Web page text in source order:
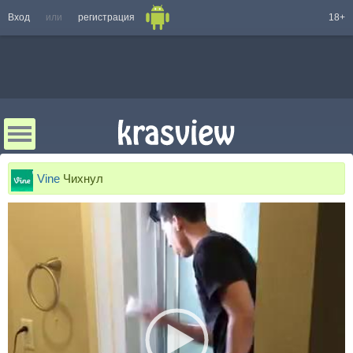
Вход или регистрация 18+
Vine Чихнул